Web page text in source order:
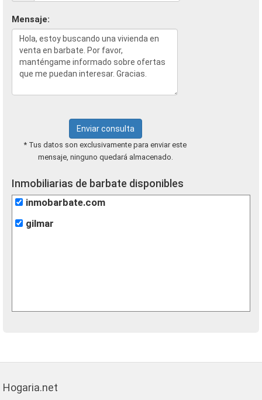
Mensaje:
Enviar consulta
* Tus datos son exclusivamente para enviar este
mensaje, ninguno quedará almacenado.
Inmobiliarias de barbate disponibles
inmobarbate.com
gilmar
Hogaria.net